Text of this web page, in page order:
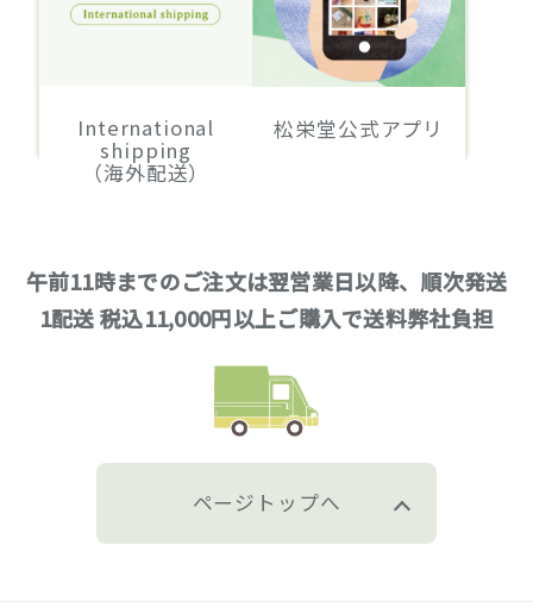
International
shipping
（海外配送）
松栄堂公式アプリ
午前11時までのご注文は翌営業日以降、順次発送
1配送 税込11,000円以上ご購入で送料弊社負担
ページトップへ